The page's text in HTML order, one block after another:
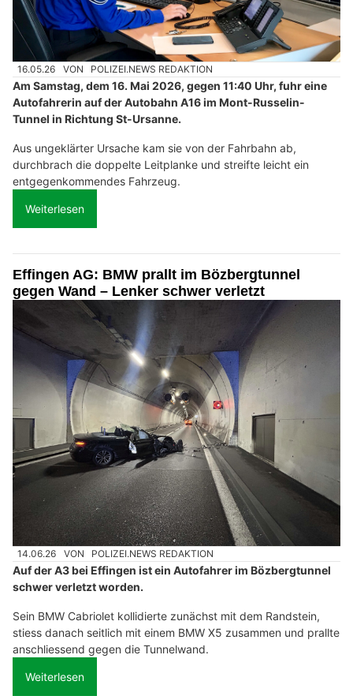
16.05.26 VON POLIZEI.NEWS REDAKTION
Am Samstag, dem 16. Mai 2026, gegen 11:40 Uhr, fuhr eine
Autofahrerin auf der Autobahn A16 im Mont-Russelin-
Tunnel in Richtung St-Ursanne.
Aus ungeklärter Ursache kam sie von der Fahrbahn ab,
durchbrach die doppelte Leitplanke und streifte leicht ein
entgegenkommendes Fahrzeug.
Weiterlesen
Effingen AG: BMW prallt im Bözbergtunnel
gegen Wand – Lenker schwer verletzt
14.06.26 VON POLIZEI.NEWS REDAKTION
Auf der A3 bei Effingen ist ein Autofahrer im Bözbergtunnel
schwer verletzt worden.
Sein BMW Cabriolet kollidierte zunächst mit dem Randstein,
stiess danach seitlich mit einem BMW X5 zusammen und prallte
anschliessend gegen die Tunnelwand.
Weiterlesen